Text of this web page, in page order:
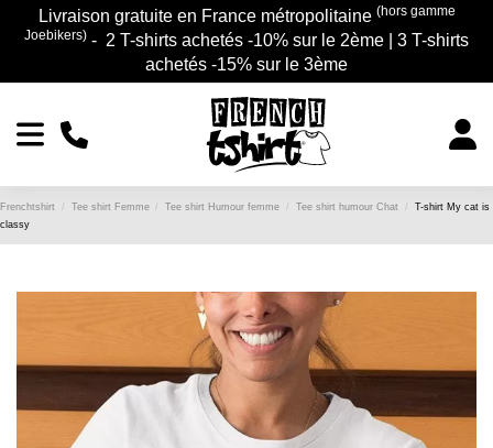
Livraison gratuite en France métropolitaine (hors gamme
Joebikers) - 2 T-shirts achetés -10% sur le 2ème | 3 T-shirts
achetés -15% sur le 3ème
Frenchtshirt Tee shirt Femme Tee shirt Humour femme Tee shirt humour Chat
T-shirt My cat is
classy